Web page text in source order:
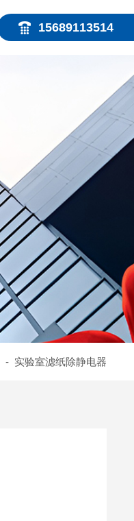
15689113514
- 实验室滤纸除静电器